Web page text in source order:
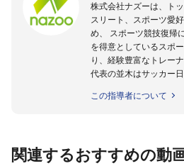
株式会社ナズーは、ト
スリート、スポーツ愛
め、 スポーツ競技復帰
を得意としているスポ
り、経験豊富なトレー
代表の並木はサッカー
のほかU-23日本代表の
世代のサッカーを中心
この指導者について
関連するおすすめの動